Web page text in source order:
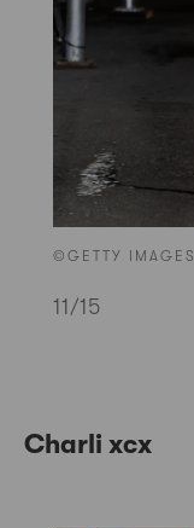
©GETTY IMAGES
11/15
Charli xcx